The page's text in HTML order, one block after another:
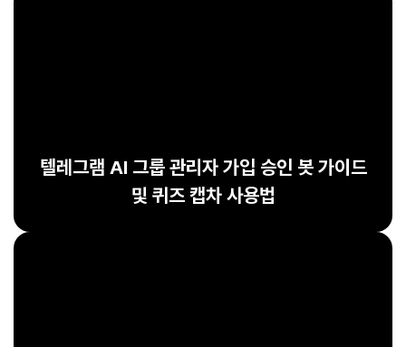
텔레그램 AI 그룹 관리자 가입 승인 봇 가이드
및 퀴즈 캡차 사용법